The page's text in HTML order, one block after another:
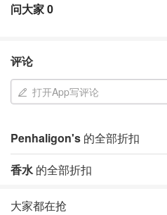
问大家0
评论
打开App写评论
Penhaligon's 的全部折扣
香水 的全部折扣
大家都在抢